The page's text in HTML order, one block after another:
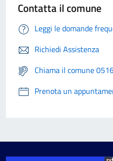
Contatta il comune
Leggi le domande
Richiedi Assistenza
Chiama il comune
Prenota un